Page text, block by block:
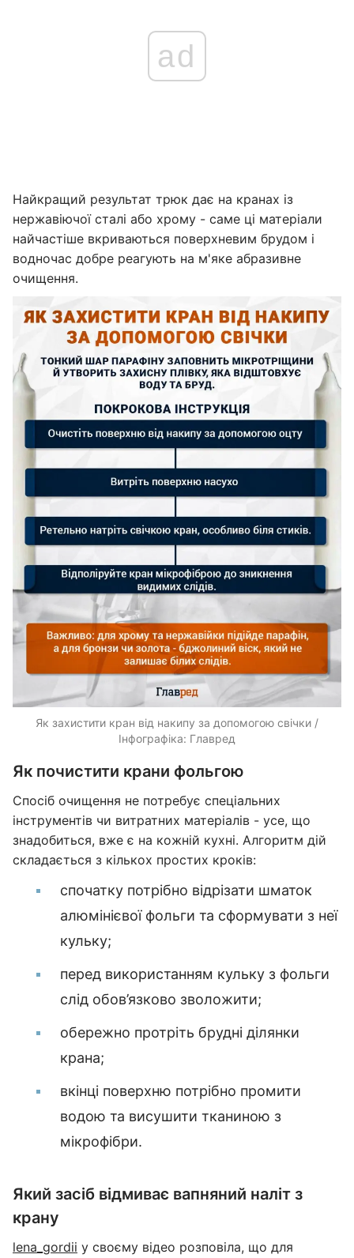
ad
Найкращий результат трюк дає на кранах із
нержавіючої сталі або хрому - саме ці матеріали
найчастіше вкриваються поверхневим брудом і
водночас добре реагують на м'яке абразивне
очищення.
Як захистити кран від накипу за допомогою свічки /
Інфографіка: Главред
Як почистити крани фольгою
Спосіб очищення не потребує спеціальних
інструментів чи витратних матеріалів - усе, що
знадобиться, вже є на кожній кухні. Алгоритм дій
складається з кількох простих кроків:
спочатку потрібно відрізати шматок
алюмінієвої фольги та сформувати з неї
кульку;
перед використанням кульку з фольги
слід обов’язково зволожити;
обережно протріть брудні ділянки
крана;
вкінці поверхню потрібно промити
водою та висушити тканиною з
мікрофібри.
Який засіб відмиває вапняний наліт з
крану
lena_gordii у своєму відео розповіла, що для